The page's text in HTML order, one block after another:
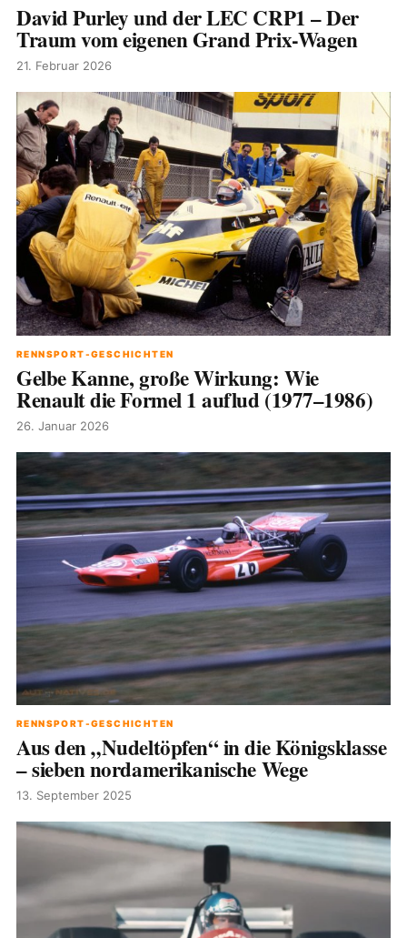
David Purley und der LEC CRP1 – Der
Traum vom eigenen Grand Prix-Wagen
21. Februar 2026
RENNSPORT-GESCHICHTEN
Gelbe Kanne, große Wirkung: Wie
Renault die Formel 1 auflud (1977–1986)
26. Januar 2026
RENNSPORT-GESCHICHTEN
Aus den „Nudeltöpfen“ in die Königsklasse
– sieben nordamerikanische Wege
13. September 2025